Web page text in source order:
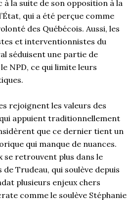
à la suite de son opposition à la
qui a été perçue comme
des Québécois. Aussi, les
et interventionnistes du
séduisent une partie de
NPD, ce qui limite leurs
rejoignent les valeurs des
appuient traditionnellement
que ce dernier tient un
qui manque de nuances.
se retrouvent plus dans le
Trudeau, qui soulève depuis
plusieurs enjeux chers
comme le soulève Stéphanie